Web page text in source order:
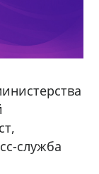
служба